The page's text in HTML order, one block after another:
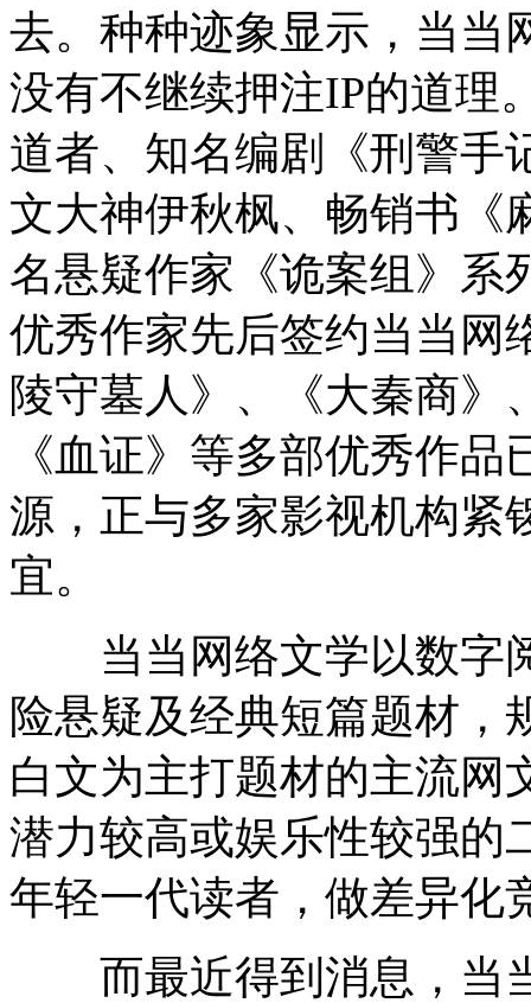
去。种种迹象显示，当当
没有不继续押注IP的道理
道者、知名编剧《刑警手
文大神伊秋枫、畅销书《
名悬疑作家《诡案组》系
优秀作家先后签约当当网
陵守墓人》、《大秦商》
《血证》等多部优秀作
源，正与多家影视机构紧
宜。
当当网络文学以数字
险悬疑及经典短篇题材，
白文为主打题材的主流网
潜力较高或娱乐性较强的
年轻一代读者，做差异化
而最近得到消息，当